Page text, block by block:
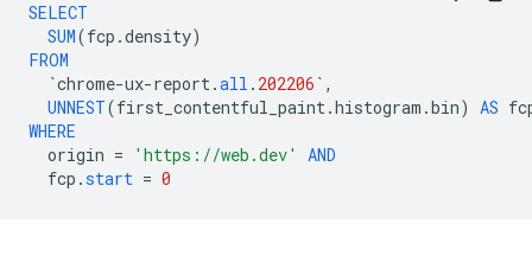
SELECT
SUM(fcp .density)
FROM
`chrome-ux-report.all . 202206 ` ,
UNNEST(first_contentful_paint.histogram .bin) AS
WHERE
origin = 'https://web.dev'
AND
fcp .start = 0